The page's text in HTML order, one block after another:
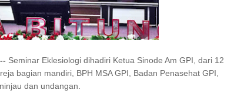
WARGA MANEMBO-NEMBO
Seminar Eklesiologi dihadiri Ketua Sinode Am GPI, dari 12
bagian mandiri, BPH MSA GPI, Badan Penasehat GPI,
dan undangan.
PENGUATAN
GEJOLAK PIHAK SEKOLAH SD INPRES KLABAT
DENGAN ORANG TUA MURID BERAKHIR DAMAI